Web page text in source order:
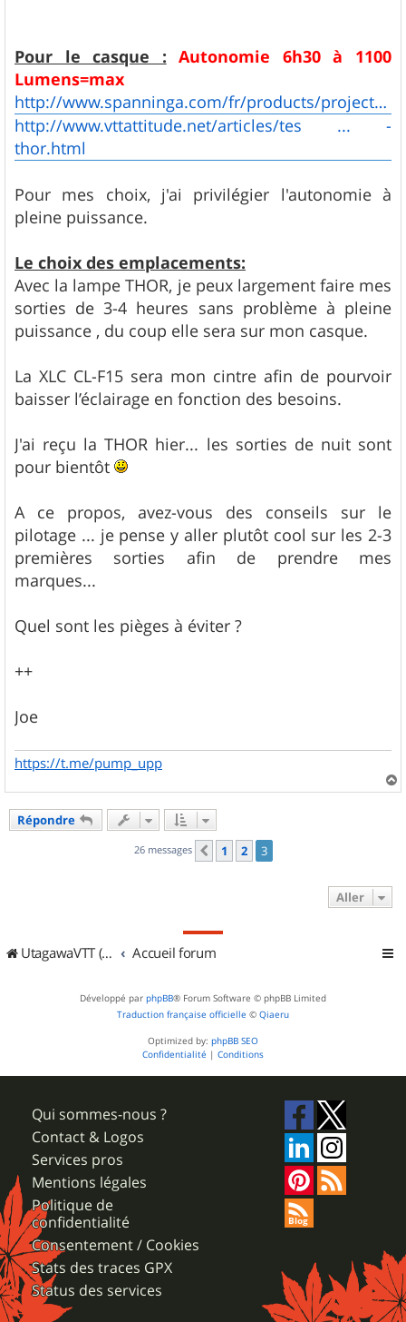
Pour le casque : Autonomie 6h30 à 1100
Lumens=max
http://www.spanninga.com/fr/products/projecteurs/thor/
http://www.vttattitude.net/articles/tes ... -
thor.html
Pour mes choix, j'ai privilégier l'autonomie à
pleine puissance.
Le choix des emplacements:
Avec la lampe THOR, je peux largement faire mes
sorties de 3-4 heures sans problème à pleine
puissance , du coup elle sera sur mon casque.
La XLC CL-F15 sera mon cintre afin de pourvoir
baisser l’éclairage en fonction des besoins.
J'ai reçu la THOR hier... les sorties de nuit sont
pour bientôt
A ce propos, avez-vous des conseils sur le
pilotage ... je pense y aller plutôt cool sur les 2-3
premières sorties afin de prendre mes
marques...
Quel sont les pièges à éviter ?
++
Joe
https://t.me/pump_upp
a
Répondre
26 messages Précédent
1 2 3
Aller
UtagawaVTT (Randos VTT et VTTAE avec traces GPS) Accueil forum
Développé par phpBB® Forum Software © phpBB Limited
Traduction française officielle © Qiaeru
Optimized by: phpBB SEO
Confidentialité | Conditions
Qui sommes-nous ?
Contact & Logos
Services pros
Mentions légales
Politique de
confidentialité
Consentement / Cookies
Stats des traces GPX
Status des services